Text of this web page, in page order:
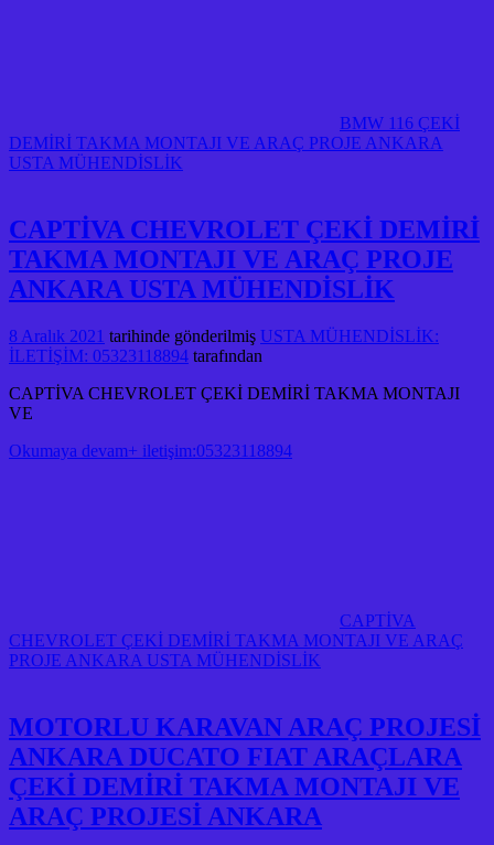
BMW 116 ÇEKİ
DEMİRİ TAKMA MONTAJI VE ARAÇ PROJE ANKARA
USTA MÜHENDİSLİK
CAPTİVA CHEVROLET ÇEKİ DEMİRİ
TAKMA MONTAJI VE ARAÇ PROJE
ANKARA USTA MÜHENDİSLİK
8 Aralık 2021 tarihinde gönderilmiş USTA MÜHENDİSLİK:
İLETİŞİM: 05323118894 tarafından
CAPTİVA CHEVROLET ÇEKİ DEMİRİ TAKMA MONTAJI
VE
Okumaya devam+ iletişim:05323118894
CAPTİVA
CHEVROLET ÇEKİ DEMİRİ TAKMA MONTAJI VE ARAÇ
PROJE ANKARA USTA MÜHENDİSLİK
MOTORLU KARAVAN ARAÇ PROJESİ
ANKARA DUCATO FIAT ARAÇLARA
ÇEKİ DEMİRİ TAKMA MONTAJI VE
ARAÇ PROJESİ ANKARA